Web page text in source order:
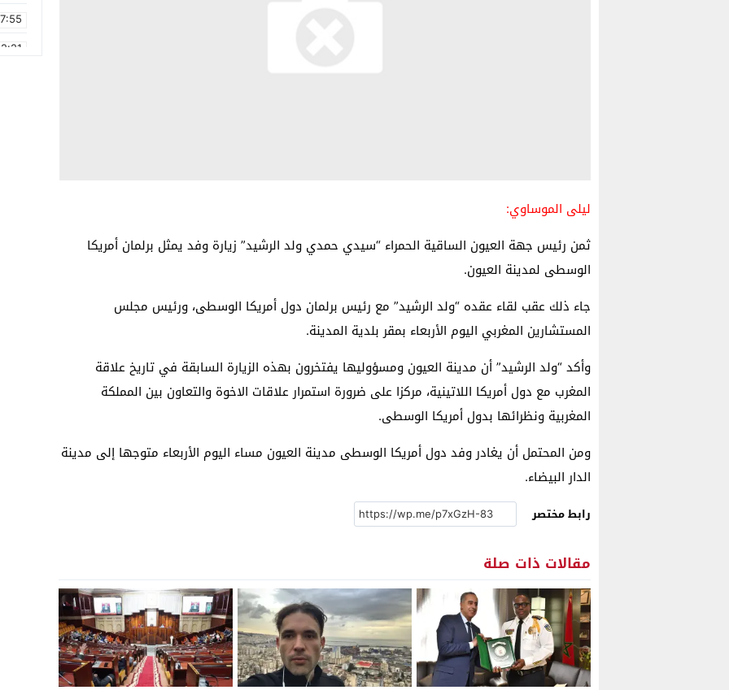
ليلى الموساوي:
ثمن رئيس جهة العيون الساقية الحمراء “سيدي حمدي ولد الرشيد” زيارة وفد يمثل برلمان أمريكا
الوسطى لمدينة العيون.
جاء ذلك عقب لقاء عقده “ولد الرشيد” مع رئيس برلمان دول أمريكا الوسطى، ورئيس مجلس
المستشارين المغربي اليوم الأربعاء بمقر بلدية المدينة.
وأكد “ولد الرشيد” أن مدينة العيون ومسؤوليها يفتخرون بهذه الزيارة السابقة في تاريخ علاقة
المغرب مع دول أمريكا اللاتينية، مركزا على ضرورة استمرار علاقات الاخوة والتعاون بين المملكة
المغربية ونظرائها بدول أمريكا الوسطى.
ومن المحتمل أن يغادر وفد دول أمريكا الوسطى مدينة العيون مساء اليوم الأربعاء متوجها إلى مدينة
الدار البيضاء.
رابط مختصر
مقالات ذات صلة